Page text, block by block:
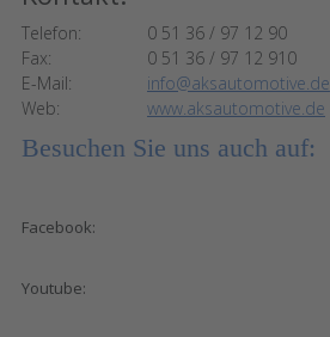
Telefon:
0 51 36 / 97 12 90
Fax:
0 51 36 / 97 12 910
E-Mail:
info@aksautomotive.de
Web:
www.aksautomotive.de
Besuchen Sie uns auch auf:
Facebook:
Youtube: